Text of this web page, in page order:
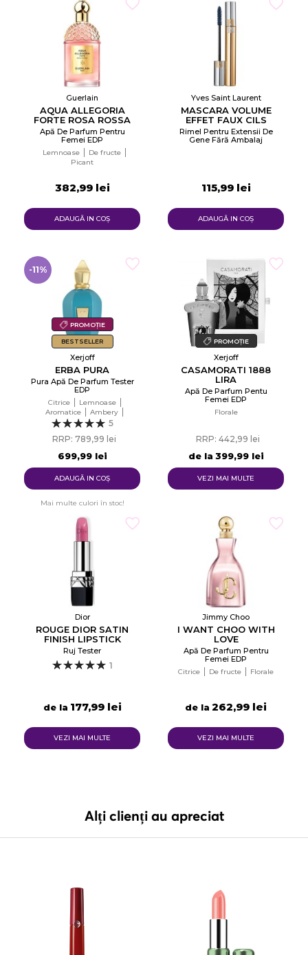
Guerlain
AQUA ALLEGORIA
FORTE ROSA ROSSA
Apă De Parfum Pentru
Femei EDP
Lemnoase
De fructe
Picant
382,99 lei
ADAUGĂ IN COŞ
Yves Saint Laurent
MASCARA VOLUME
EFFET FAUX CILS
Rimel Pentru Extensii De
Gene Fără Ambalaj
115,99 lei
ADAUGĂ IN COŞ
PROMOȚIE
BESTSELLER
-11%
Xerjoff
ERBA PURA
Pura Apă De Parfum Tester
EDP
Citrice
Lemnoase
Aromatice
Ambery
Florale
5
RRP: 789,99 lei
699,99 lei
ADAUGĂ IN COŞ
PROMOȚIE
Xerjoff
CASAMORATI 1888
LIRA
Apă De Parfum Pentu
Femei EDP
Florale
de la
RRP: 442,99 lei
399,99 lei
VEZI MAI MULTE
Mai multe culori în stoc!
Dior
ROUGE DIOR SATIN
FINISH LIPSTICK
Ruj Tester
1
de la 177,99 lei
VEZI MAI MULTE
Jimmy Choo
I WANT CHOO WITH
LOVE
Apă De Parfum Pentru
Femei EDP
Citrice De fructe Florale
de la 262,99 lei
VEZI MAI MULTE
Alți clienți au apreciat